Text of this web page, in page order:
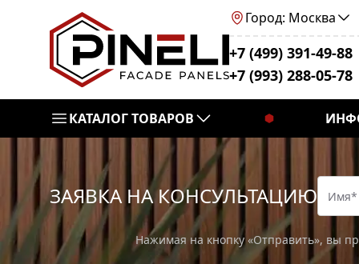
Город: Москва
+7 (499) 391-49-88
+7 (993) 288-05-78
КАТАЛОГ ТОВАРОВ
ЗАЯВКА НА КОНСУЛЬТАЦИЮ
Нажимая на кнопку «Отправить», вы